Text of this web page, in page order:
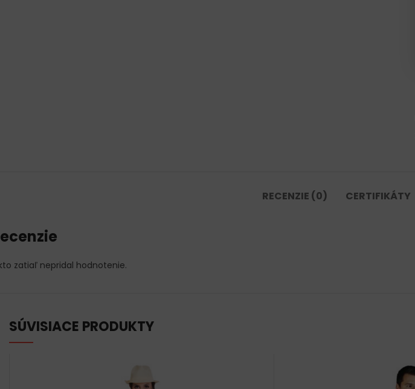
RECENZIE (0) CERTIFIKÁTY
zatiaľ nepridal hodnotenie.
SÚVISIACE PRODUKTY